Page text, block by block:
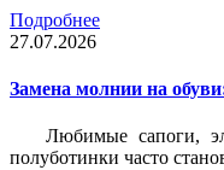
Подробнее
27.07.2026
Замена молнии на
Любимые сапоги,
полуботинки часто